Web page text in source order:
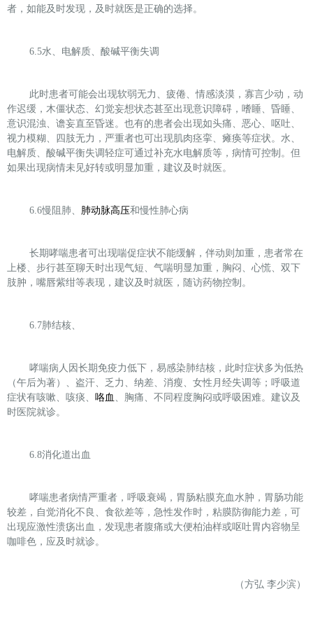
者，如能及时发现，及时就医是正确的选择。
6.5水、电解质、酸碱平衡失调
此时患者可能会出现软弱无力、疲倦、情感淡漠，寡言少动，动
作迟缓，木僵状态、幻觉妄想状态甚至出现意识障碍，嗜睡、昏睡、
意识混浊、谵妄直至昏迷。也有的患者会出现如头痛、恶心、呕吐、
视力模糊、四肢无力，严重者也可出现肌肉痉挛、瘫痪等症状。水、
电解质、酸碱平衡失调轻症可通过补充水电解质等，病情可控制。但
如果出现病情未见好转或明显加重，建议及时就医。
6.6慢阻肺、 肺动脉高压和慢性肺心病
长期哮喘患者可出现喘促症状不能缓解，伴动则加重，患者常在
上楼、步行甚至聊天时出现气短、气喘明显加重，胸闷、心慌、双下
肢肿，嘴唇紫绀等表现，建议及时就医，随访药物控制。
6.7肺结核、
哮喘病人因长期免疫力低下，易感染肺结核，此时症状多为低热
（午后为著）、盗汗、乏力、纳差、消瘦、女性月经失调等；呼吸道
症状有咳嗽、咳痰、 咯血 、胸痛、不同程度胸闷或呼吸困难。建议及
时医院就诊。
6.8消化道出血
哮喘患者病情严重者，呼吸衰竭，胃肠粘膜充血水肿，胃肠功能
较差，自觉消化不良、食欲差等，急性发作时，粘膜防御能力差，可
出现应激性溃疡出血，发现患者腹痛或大便柏油样或呕吐胃内容物呈
咖啡色，应及时就诊。
（方弘 李少滨）